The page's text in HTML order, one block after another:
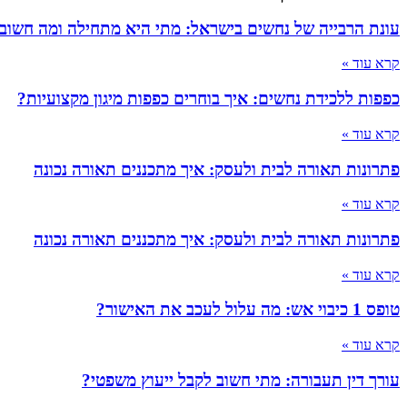
עונת הרבייה של נחשים בישראל: מתי היא מתחילה ומה
קרא עוד »
כפפות ללכידת נחשים: איך בוחרים כפפות מיגון מקצועיות?
קרא עוד »
פתרונות תאורה לבית ולעסק: איך מתכננים תאורה נכונה
קרא עוד »
פתרונות תאורה לבית ולעסק: איך מתכננים תאורה נכונה
קרא עוד »
טופס 1 כיבוי אש: מה עלול לעכב את האישור?
קרא עוד »
עורך דין תעבורה: מתי חשוב לקבל ייעוץ משפטי?